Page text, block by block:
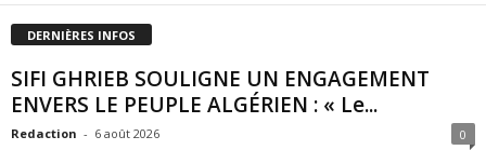
DERNIÈRES INFOS
SIFI GHRIEB SOULIGNE UN ENGAGEMENT
ENVERS LE PEUPLE ALGÉRIEN : « Le...
Redaction - 6 août 2026 0